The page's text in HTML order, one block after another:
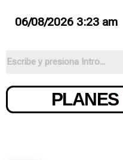
06/08/2026 3:23 am
PLANES